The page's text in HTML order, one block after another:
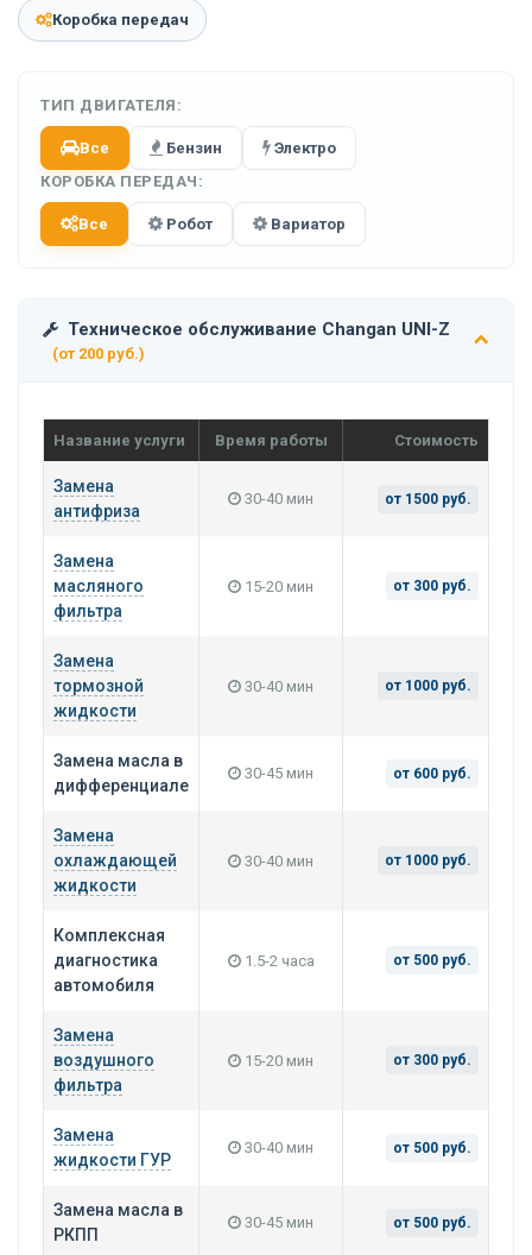
Коробка передач
ТИП ДВИГАТЕЛЯ:
Все Бензин
Электро
КОРОБКА ПЕРЕДАЧ:
Все Робот Вариатор
Техническое обслуживание Changan UNI-Z
(от 200 руб.)
Название услуги Время работы Стоимость
Замена
антифриза
30-40 мин от 1500 руб.
Замена
масляного
фильтра
15-20 мин от 300 руб.
Замена
тормозной
жидкости
30-40 мин от 1000 руб.
Замена масла в
дифференциале
30-45 мин от 600 руб.
Замена
охлаждающей
жидкости
30-40 мин от 1000 руб.
Комплексная
диагностика
автомобиля
1.5-2 часа от 500 руб.
Замена
воздушного
фильтра
15-20 мин от 300 руб.
Замена
жидкости ГУР
30-40 мин от 500 руб.
Замена масла в
РКПП
30-45 мин от 500 руб.